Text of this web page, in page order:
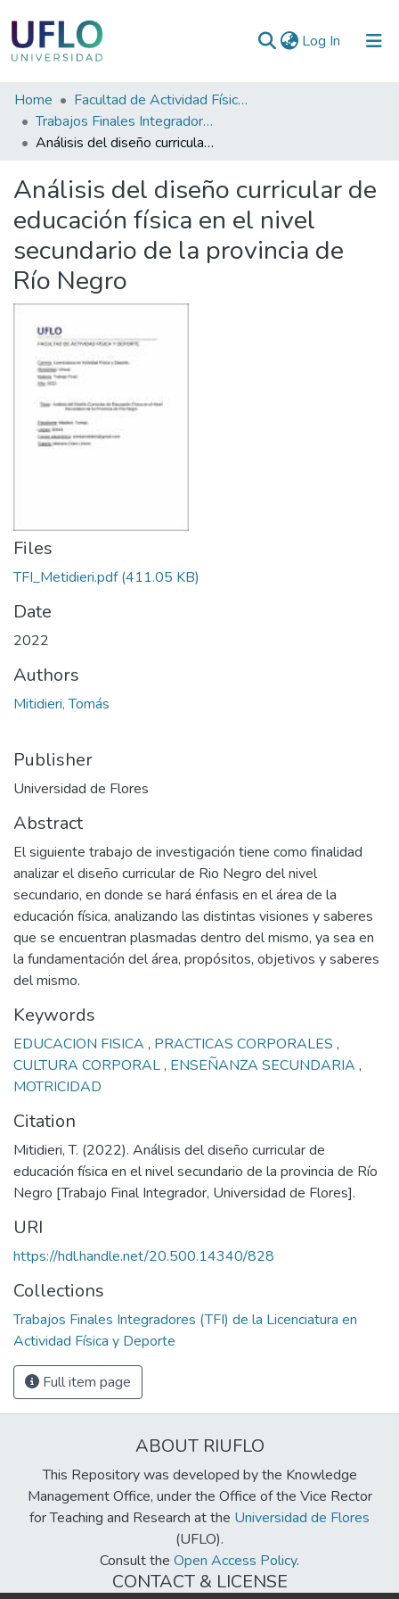
Log In (current)
Communities
&
Collections
All of RIUFLO
Statistics
Home
Facultad de Actividad Física y Deporte
Trabajos Finales Integradores (TFI) de la Licenciatura en Actividad Física y Deporte
Análisis del diseño curricular de educación física en el nivel secundario de la provincia de Río Negro
Análisis del diseño curricular de
educación física en el nivel
secundario de la provincia de
Río Negro
Files
TFI_Metidieri.pdf(411.05 KB)
Date
2022
Authors
Mitidieri, Tomás
Publisher
Universidad de Flores
Abstract
El siguiente trabajo de investigación tiene como finalidad
analizar el diseño curricular de Rio Negro del nivel
secundario, en donde se hará énfasis en el área de la
educación física, analizando las distintas visiones y saberes
que se encuentran plasmadas dentro del mismo, ya sea en
la fundamentación del área, propósitos, objetivos y saberes
del mismo.
Keywords
EDUCACION FISICA , PRACTICAS CORPORALES ,
CULTURA CORPORAL, ENSEÑANZA SECUNDARIA ,
MOTRICIDAD
Citation
Mitidieri, T. (2022). Análisis del diseño curricular de
educación física en el nivel secundario de la provincia de Río
Negro [Trabajo Final Integrador, Universidad de Flores].
URI
https://hdl.handle.net/20.500.14340/828
Collections
Trabajos Finales Integradores (TFI) de la Licenciatura en
Actividad Física y Deporte
Full item page
ABOUT RIUFLO
This Repository was developed by the Knowledge
Management Office, under the Office of the Vice Rector
for Teaching and Research at the Universidad de Flores
(UFLO).
Consult the Open Access Policy.
CONTACT & LICENSE